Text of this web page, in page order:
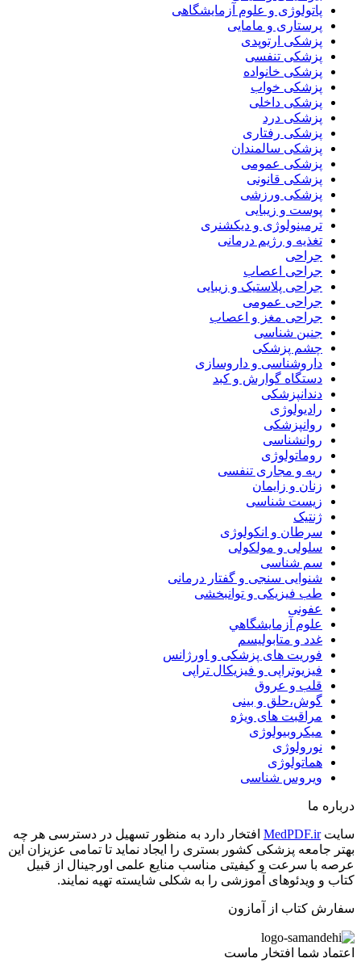
پاتولوژی و علوم آزمایشگاهی
پرستاری و مامایی
پزشکی ارتوپدی
پزشکی تنفسی
پزشکی خانواده
پزشکی خواب
پزشکی داخلی
پزشکی درد
پزشکی رفتاری
پزشکی سالمندان
پزشکی عمومی
پزشکی قانونی
پزشکی ورزشی
پوست و زیبایی
ترمینولوژی و دیکشنری
تغذیه و رژیم درمانی
جراحی
جراحی اعصاب
جراحی پلاستیک و زیبایی
جراحی عمومی
جراحی مغز و اعصاب
جنین شناسی
چشم پزشکی
داروشناسی و داروسازی
دستگاه گوارش و کبد
دندانپزشکی
رادیولوژی
روانپزشکی
روانشناسی
روماتولوژی
ریه و مجاری تنفسی
زنان و زایمان
زیست شناسی
ژنتیک
سرطان و انکولوژی
سلولی و مولکولی
سم شناسی
شنوایی سنجی و گفتار درمانی
طب فیزیکی و توانبخشی
عفونی
علوم آزمايشگاهي
غدد و متابولیسم
فوریت های پزشکی و اورژانس
فیزیوتراپی و فیزیکال تراپی
قلب و عروق
گوش،حلق و بینی
مراقبت های ویژه
میکروبیولوژی
نورولوژی
هماتولوژی
ویروس شناسی
درباره ما
سایتMedPDF.ir افتخار دارد به منظور تسهیل در دسترسی هر چه
بهتر جامعه پزشکی کشور بستری را ایجاد نماید تا تمامی عزیزان این
عرصه با سرعت و کیفیتی مناسب منایع علمی اورجینال از قبیل
کتاب و ویدئوهای آموزشی را به شکلی شایسته تهیه نمایند.
سفارش کتاب از آمازون
اعتماد شما افتخار ماست